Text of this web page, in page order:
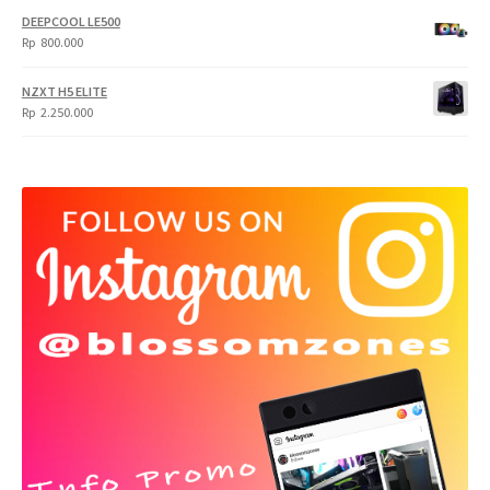
DEEPCOOL LE500
Rp 800.000
NZXT H5 ELITE
Rp 2.250.000